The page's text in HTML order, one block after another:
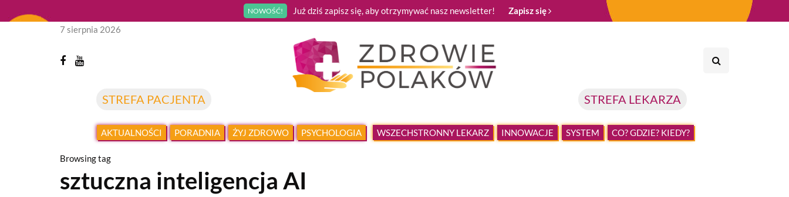
NOWOŚĆ! Już dziś zapisz się, aby otrzymywać nasz newsletter! Zapisz się
STREFA PACJENTA STREFA LEKARZA
7 sierpnia 2026
AKTUALNOŚCI PORADNIA ŻYJ ZDROWO PSYCHOLOGIA WSZECHSTRONNY LEKARZ INNOWACJE SYSTEM CO? GDZIE? KIEDY?
Browsing tag
sztuczna inteligencja AI